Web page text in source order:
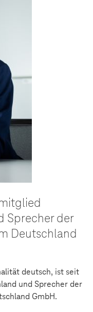
Sprecher der
Deutschland
deutsch, ist seit
und Sprecher der
GmbH.